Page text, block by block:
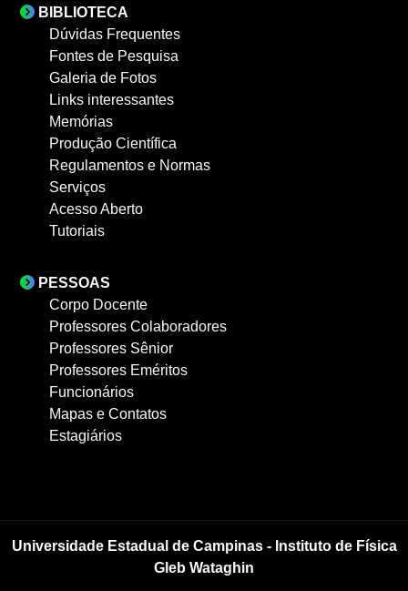
BIBLIOTECA
Dúvidas Frequentes
Fontes de Pesquisa
Galeria de Fotos
Links interessantes
Memórias
Produção Científica
Regulamentos e Normas
Serviços
Acesso Aberto
Tutoriais
PESSOAS
Corpo Docente
Professores Colaboradores
Professores Sênior
Professores Eméritos
Funcionários
Mapas e Contatos
Estagiários
Universidade Estadual de Campinas - Instituto de Física
Gleb Wataghin